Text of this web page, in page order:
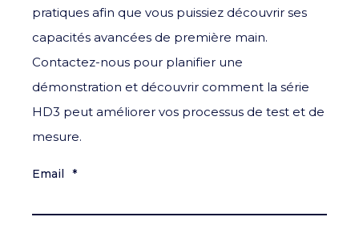
pratiques afin que vous puissiez découvrir ses
capacités avancées de première main.
Contactez-nous pour planifier une
démonstration et découvrir comment la série
HD3 peut améliorer vos processus de test et de
mesure.
Email *